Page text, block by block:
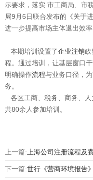
示要求，落实 市工商局、市
局9月6日联合发布的《关于
进一步提高市场主体退出效
本期培训设置了企业注销政
程。通过培训，让基层窗口
明确操作流程与业务口径，
务。
各区工商、税务、商务、
共80余人参加培训。
上一篇: 上海公司注册流程及
下一篇:世行《营商环境报告